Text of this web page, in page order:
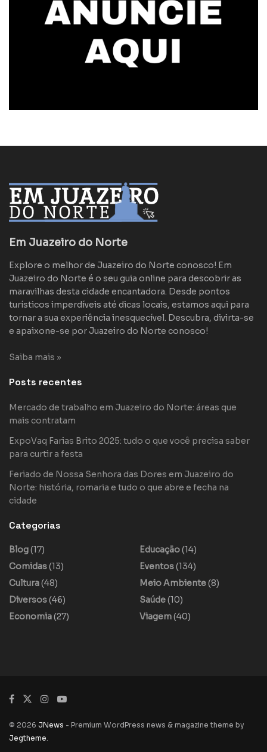
Em Juazeiro do Norte
Explore o melhor de Juazeiro do Norte conosco! Em
Juazeiro do Norte é o seu guia online para descobrir as
maravilhas desta cidade encantadora. Desde pontos
turísticos imperdíveis até dicas locais, estamos aqui para
tornar a sua experiência inesquecível. Descubra, divirta-se
e apaixone-se por Juazeiro do Norte conosco!
Saiba mais »
Posts recentes
Mercado de trabalho em Juazeiro do Norte: áreas que
mais contratam
ExpoVaq Farias Brito 2025: tudo o que você precisa saber
para curtir a festa
Feriado de Nossa Senhora das Dores em Juazeiro do
Norte: história, romaria e tudo o que abre e fecha na
cidade
Categorias
Blog(17)
Comidas(13)
Cultura(48)
Diversos(46)
Economia(27)
Educação(14)
Eventos(134)
Meio Ambiente(8)
Saúde(10)
Viagem(40)
© 2026 JNews - Premium WordPress news & magazine theme by
Jegtheme.